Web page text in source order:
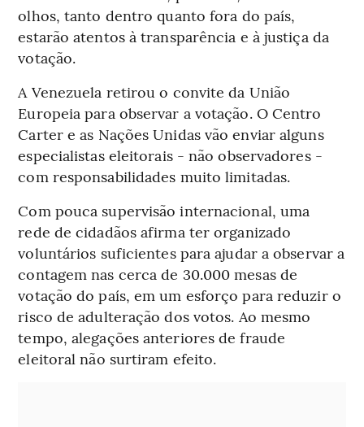
olhos, tanto dentro quanto fora do país,
estarão atentos à transparência e à justiça da
votação.
A Venezuela retirou o convite da União
Europeia para observar a votação. O Centro
Carter e as Nações Unidas vão enviar alguns
especialistas eleitorais - não observadores -
com responsabilidades muito limitadas.
Com pouca supervisão internacional, uma
rede de cidadãos afirma ter organizado
voluntários suficientes para ajudar a observar a
contagem nas cerca de 30.000 mesas de
votação do país, em um esforço para reduzir o
risco de adulteração dos votos. Ao mesmo
tempo, alegações anteriores de fraude
eleitoral não surtiram efeito.